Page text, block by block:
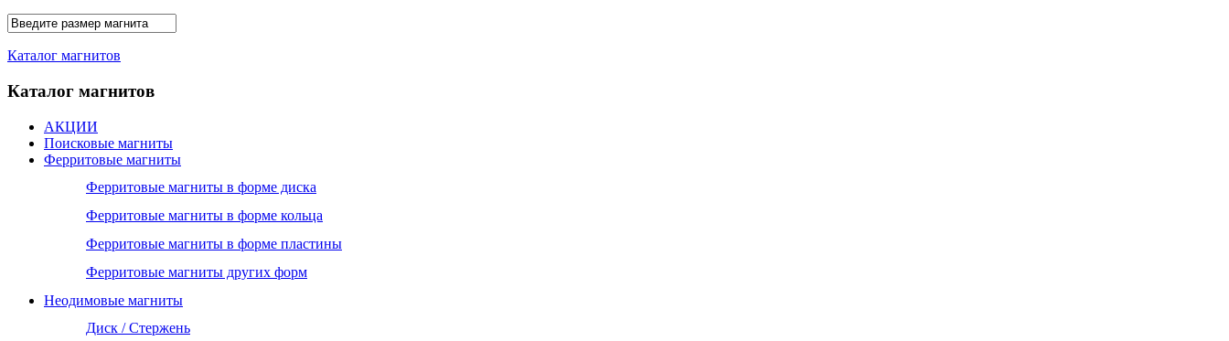
Каталог магнитов
Каталог магнитов
АКЦИИ
Поисковые магниты
Ферритовые магниты
Ферритовые магниты в форме диска
Ферритовые магниты в форме кольца
Ферритовые магниты в форме пластины
Ферритовые магниты других форм
Неодимовые магниты
Диск / Стержень